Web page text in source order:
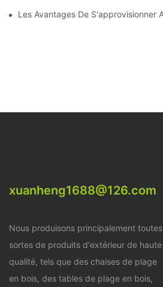
Les Avantages De S'approvisionner
xuanheng1688@126.com
Nous produisons principalement toutes
sortes de produits d'extérieur de haute
qualité, tels que des chaises de plage
en bois, des tables de plage en bois,